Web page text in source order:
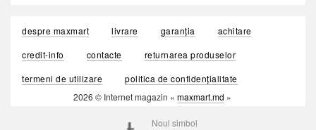
despre maxmart livrare garanția
achitare
credit-info
contacte
returnarea produselor
termeni de utilizare
politica de confidențialitate
2026 © Internet magazin « maxmart.md »
Noul simbol